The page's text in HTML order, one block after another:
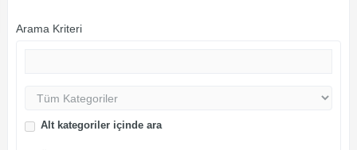
Arama Kriteri
Alt kategoriler içinde ara